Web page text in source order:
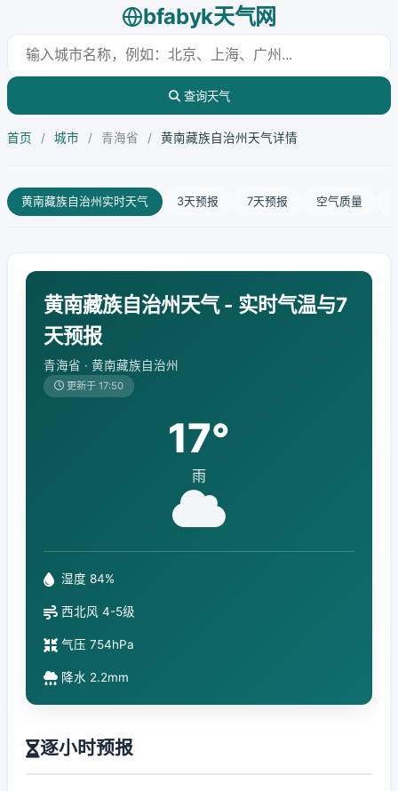
bfabyk天气网
查询天气
首页 / 城市 / 青海省 / 黄南藏族自治州天气详情
黄南藏族自治州实时天气 3天预报 7天预报 空气质量
黄南藏族自治州天气 - 实时气温与7
天预报
青海省 · 黄南藏族自治州
更新于 17:50
17°
雨
湿度 84%
西北风 4-5级
气压 754hPa
降水 2.2mm
逐小时预报